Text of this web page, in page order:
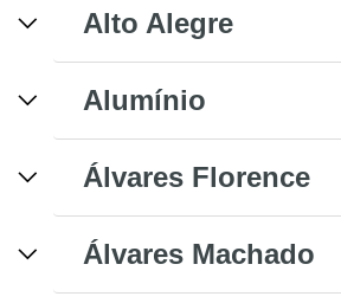
Alto Alegre
Alumínio
Álvares Florence
Álvares Machado